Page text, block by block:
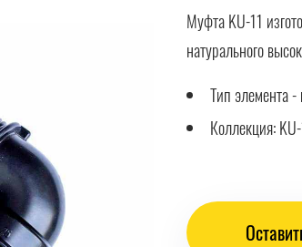
Муфта KU-11
натурального
Тип элемента
Коллекция: